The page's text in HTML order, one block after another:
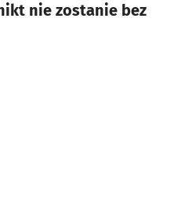
nie zostanie bez